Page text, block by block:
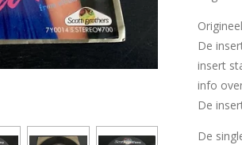
De
insert
info
De
De